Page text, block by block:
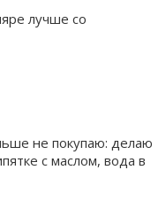
лучше со
не покупаю: делаю
с маслом, вода в